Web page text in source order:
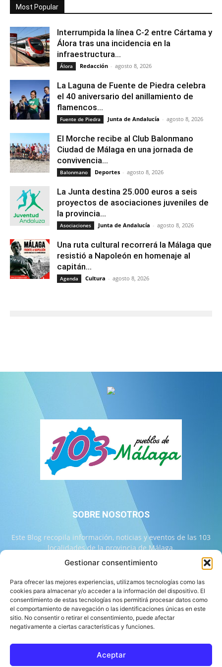
Gestionar consentimiento
Para ofrecer las mejores experiencias, utilizamos tecnologías como las
cookies para almacenar y/o acceder a la información del dispositivo. El
consentimiento de estas tecnologías nos permitirá procesar datos como
el comportamiento de navegación o las identificaciones únicas en este
sitio. No consentir o retirar el consentimiento, puede afectar
negativamente a ciertas características y funciones.
Aceptar
Most Popular
Interrumpida la línea C-2 entre Cártama y
Álora tras una incidencia en la
infraestructura...
Álora Redacción - agosto 8, 2026
La Laguna de Fuente de Piedra celebra
el 40 aniversario del anillamiento de
flamencos...
Fuente de Piedra Junta de Andalucía - agosto 8, 2026
El Morche recibe al Club Balonmano
Ciudad de Málaga en una jornada de
convivencia...
Balonmano Deportes - agosto 8, 2026
La Junta destina 25.000 euros a seis
proyectos de asociaciones juveniles de
la provincia...
Asociaciones Junta de Andalucía - agosto 8, 2026
Una ruta cultural recorrerá la Málaga que
resistió a Napoleón en homenaje al
capitán...
Agenda Cultura - agosto 8, 2026
SOBRE NOSOTROS
Este Blog recopila información, noticias y eventos de las 103
localidades de la provincia de Málaga.
Contáctanos: info@103malaga.com
SÍGUENOS